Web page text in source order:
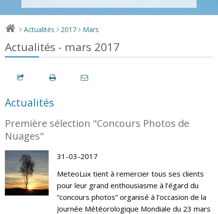
> Actualités > 2017 > Mars
Actualités - mars 2017
Actualités
Première sélection "Concours Photos de
Nuages"
31-03-2017
MeteoLux tient à remercier tous ses clients
pour leur grand enthousiasme à l’égard du
“concours photos” organisé à l’occasion de la
Journée Météorologique Mondiale du 23 mars